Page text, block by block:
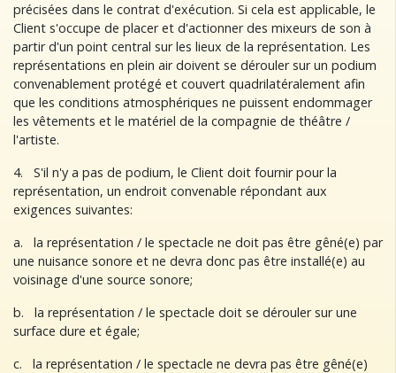
précisées dans le contrat d'exécution. Si cela est applicable, le
Client s'occupe de placer et d'actionner des mixeurs de son à
partir d'un point central sur les lieux de la représentation. Les
représentations en plein air doivent se dérouler sur un podium
convenablement protégé et couvert quadrilatéralement afin
que les conditions atmosphériques ne puissent endommager
les vêtements et le matériel de la compagnie de théâtre /
l'artiste.
4. S'il n'y a pas de podium, le Client doit fournir pour la
représentation, un endroit convenable répondant aux
exigences suivantes:
a. la représentation / le spectacle ne doit pas être gêné(e) par
une nuisance sonore et ne devra donc pas être installé(e) au
voisinage d'une source sonore;
b. la représentation / le spectacle doit se dérouler sur une
surface dure et égale;
c. la représentation / le spectacle ne devra pas être gêné(e)